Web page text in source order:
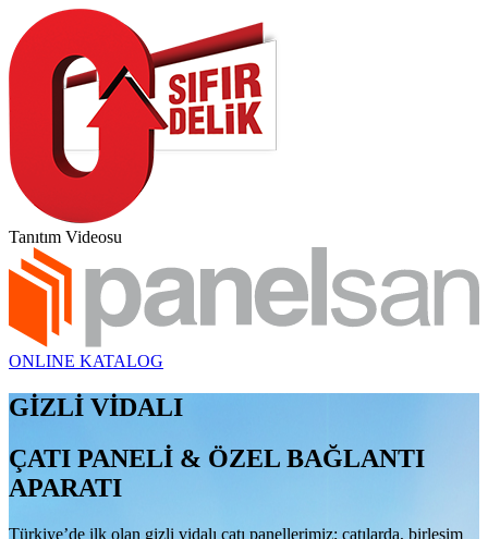
Tanıtım Videosu
ONLINE KATALOG
GİZLİ VİDALI
ÇATI PANELİ & ÖZEL BAĞLANTI
APARATI
Türkiye’de ilk olan gizli vidalı çatı panellerimiz; çatılarda, birleşim